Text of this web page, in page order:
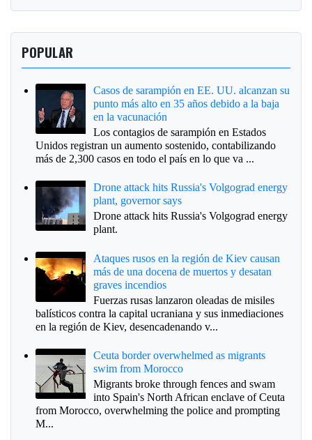
POPULAR
Casos de sarampión en EE. UU. alcanzan su
punto más alto en 35 años debido a la baja
en la vacunación
Los contagios de sarampión en Estados
Unidos registran un aumento sostenido, contabilizando
más de 2,300 casos en todo el país en lo que va ...
Drone attack hits Russia's Volgograd energy
plant, governor says
Drone attack hits Russia's Volgograd energy
plant.
Ataques rusos en la región de Kiev causan
más de una docena de muertos y desatan
graves incendios
Fuerzas rusas lanzaron oleadas de misiles
balísticos contra la capital ucraniana y sus inmediaciones
en la región de Kiev, desencadenando v...
Ceuta border overwhelmed as migrants
swim from Morocco
Migrants broke through fences and swam
into Spain's North African enclave of Ceuta
from Morocco, overwhelming the police and prompting
M...